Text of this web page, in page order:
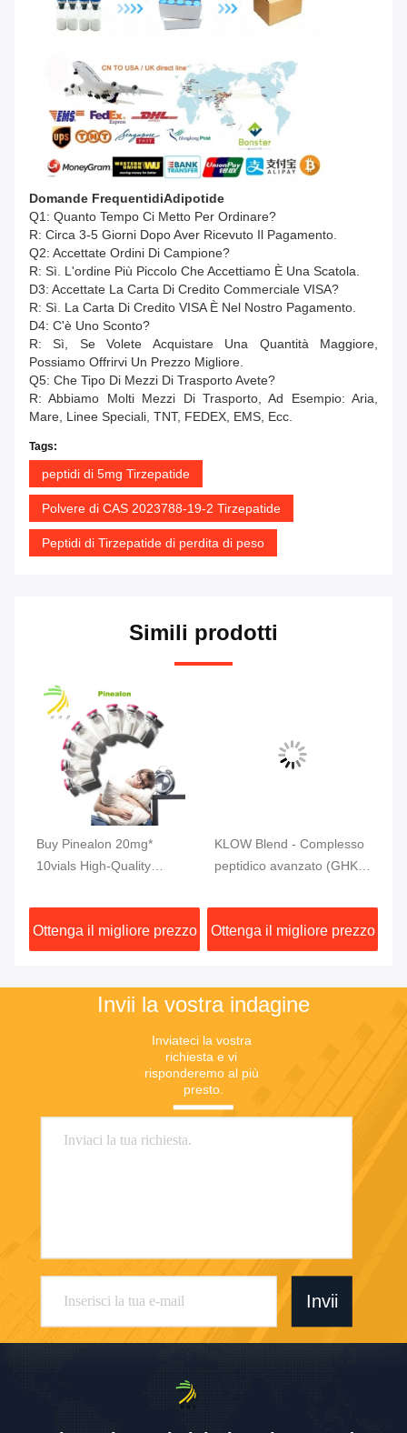
Domande FrequentiDiAdipotide
Q1: Quanto Tempo Ci Metto Per Ordinare?
R: Circa 3-5 Giorni Dopo Aver Ricevuto Il Pagamento.
Q2: Accettate Ordini Di Campione?
R: Sì. L'ordine Più Piccolo Che Accettiamo È Una Scatola.
D3: Accettate La Carta Di Credito Commerciale VISA?
R: Sì. La Carta Di Credito VISA È Nel Nostro Pagamento.
D4: C'è Uno Sconto?
R: Sì, Se Volete Acquistare Una Quantità Maggiore,
Possiamo Offrirvi Un Prezzo Migliore.
Q5: Che Tipo Di Mezzi Di Trasporto Avete?
R: Abbiamo Molti Mezzi Di Trasporto, Ad Esempio: Aria,
Mare, Linee Speciali, TNT, FEDEX, EMS, Ecc.
Tags:
peptidi di 5mg Tirzepatide
Polvere di CAS 2023788-19-2 Tirzepatide
Peptidi di Tirzepatide di perdita di peso
Simili prodotti
Buy Pinealon 20mg*
10vials High-Quality
Ottenga il migliore prezzo
KLOW Blend - Complesso
peptidico avanzato (GHK-
KPV) 80 mg
Ottenga il migliore prezzo
Invii la vostra indagine
Inviateci la vostra
richiesta e vi
risponderemo al più
presto.
Invii